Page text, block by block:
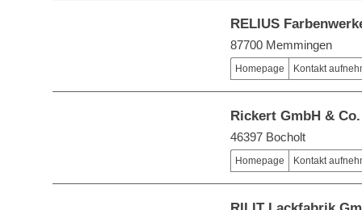
RELIUS
87700 Memmingen
Homepage Kontakt
Rickert GmbH &
46397 Bocholt
Homepage Kontakt